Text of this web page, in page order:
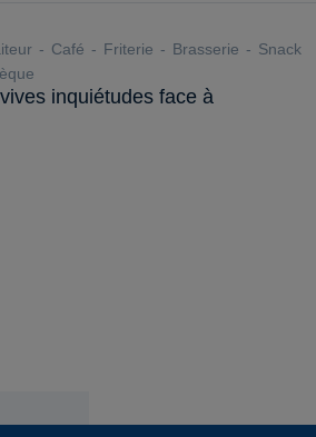
Café Friterie Brasserie
Snack
inquiétudes face à